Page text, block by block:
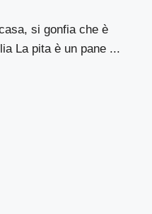
si gonfia che è
La pita è un pane ...